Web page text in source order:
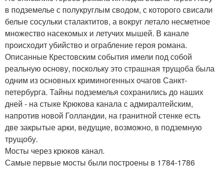
в подземелье с полукруглым сводом, с которого свисали
белые сосульки сталактитов, а вокруг летало несметное
множество насекомых и летучих мышей. В канале
происходит убийство и ограбление героя романа.
Описанные Крестовским события имели под собой
реальную основу, поскольку это страшная трущоба была
одним из основных криминогенных очагов Санкт-
петербурга. Тайны подземелья сохранились до наших
дней - на стыке Крюкова канала с адмиралтейским,
напротив новой Голландии, на гранитной стенке есть
две закрытые арки, ведущие, возможно, в подземную
трущобу.
Мосты через крюков канал.
Самые первые мосты были построены в 1784-1786